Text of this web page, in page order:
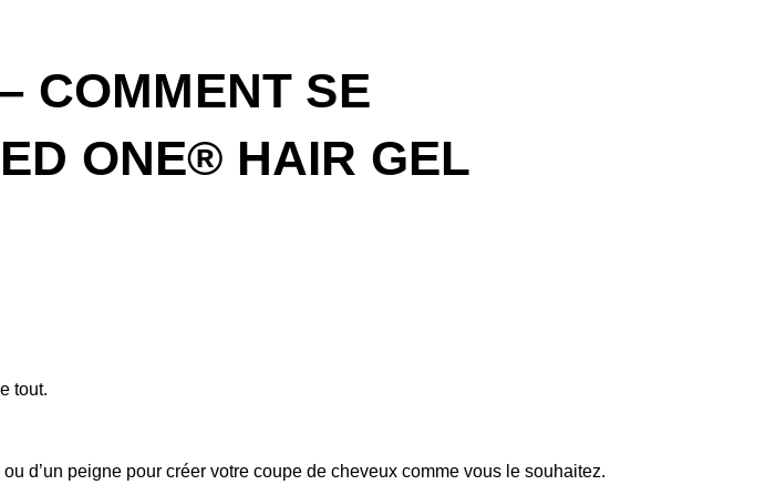
COMMENT SE
ONE® HAIR GEL
tout.
d’un peigne pour créer votre coupe de cheveux comme vous le souhaitez.